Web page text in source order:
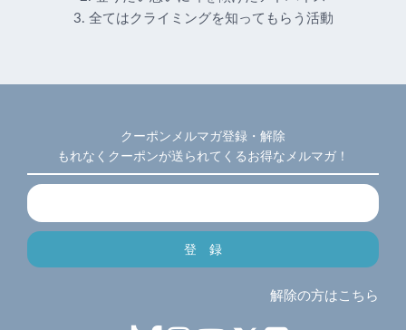
3. 全てはクライミングを知ってもらう活動
クーポンメルマガ登録・解除
もれなくクーポンが送られてくるお得なメルマガ！
解除の方はこちら